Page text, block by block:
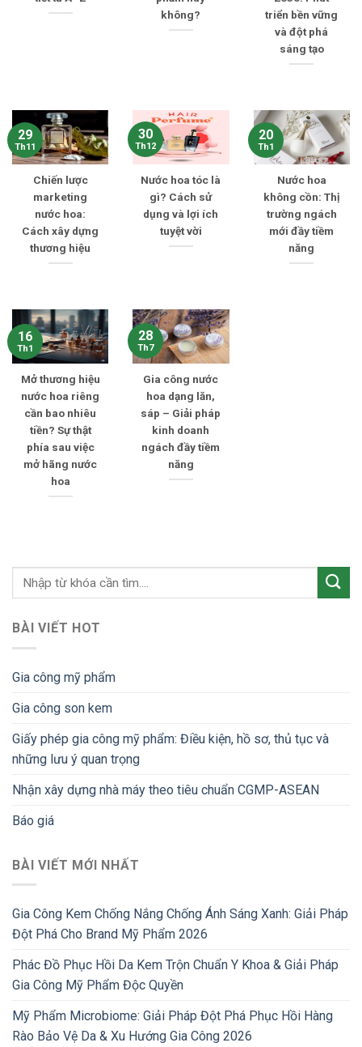
không?
triển bền vững
và đột phá
sáng tạo
Chiến lược
marketing
nước hoa:
Cách xây dựng
thương hiệu
29
Th11
Nước hoa tóc là
gì? Cách sử
dụng và lợi ích
tuyệt vời
30
Th12
Nước hoa
không cồn: Thị
trường ngách
mới đầy tiềm
năng
20
Th1
Mở thương hiệu
nước hoa riêng
cần bao nhiêu
tiền? Sự thật
phía sau việc
mở hãng nước
hoa
16
Th1
Gia công nước
hoa dạng lăn,
sáp – Giải pháp
kinh doanh
ngách đầy tiềm
năng
28
Th7
BÀI VIẾT HOT
Gia công mỹ phẩm
Gia công son kem
Giấy phép gia công mỹ phẩm: Điều kiện, hồ sơ, thủ tục và
những lưu ý quan trọng
Nhận xây dựng nhà máy theo tiêu chuẩn CGMP-ASEAN
Báo giá
BÀI VIẾT MỚI NHẤT
Gia Công Kem Chống Nắng Chống Ánh Sáng Xanh: Giải Pháp
Đột Phá Cho Brand Mỹ Phẩm 2026
Phác Đồ Phục Hồi Da Kem Trộn Chuẩn Y Khoa & Giải Pháp
Gia Công Mỹ Phẩm Độc Quyền
Mỹ Phẩm Microbiome: Giải Pháp Đột Phá Phục Hồi Hàng
Rào Bảo Vệ Da & Xu Hướng Gia Công 2026